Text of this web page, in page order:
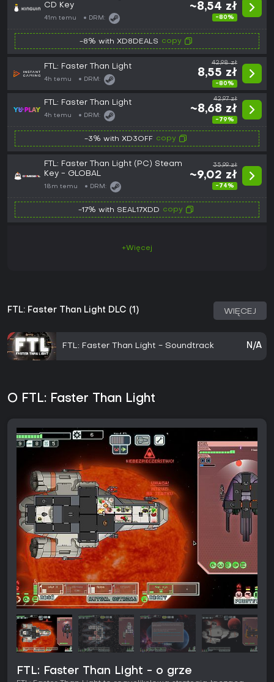
CD Key
41m temu DRM:
~8,54 zł
-80%
-8% with XD8DEALS copy
FTL: Faster Than Light
4h temu DRM:
42,98 zł
8,55 zł
-80%
FTL: Faster Than Light
4h temu DRM:
42,97 zł
~8,68 zł
-79%
-3% with XD3OFF copy
FTL: Faster Than Light (PC) Steam
Key - GLOBAL
18m temu DRM:
35,99 zł
~9,02 zł
-74%
-17% with SEAL17XDD copy
+Więcej
FTL: Faster Than Light DLC (1) WIĘCEJ
FTL: Faster Than Light - Soundtrack N/A
O FTL: Faster Than Light
FTL: Faster Than Light - o grze